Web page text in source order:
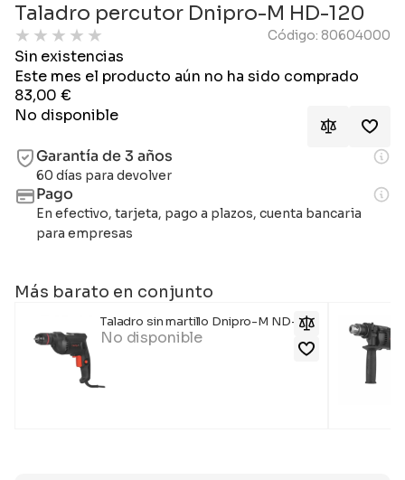
Taladro percutor Dnipro-M HD-120
★ ★ ★ ★ ★ Código: 80604000
Sin existencias
Este mes el producto aún no ha sido comprado
83,00€
No disponible
Garantía de 3 años
60 días para devolver
Pago
En efectivo, tarjeta, pago a plazos, cuenta bancaria
para empresas
Más barato en conjunto
Taladro sin martillo Dnipro-M ND-45
No disponible